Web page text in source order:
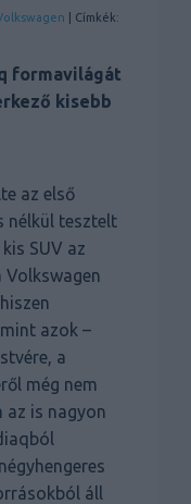
| Címkék:
formavilágát
kisebb
az első
nélkül tesztelt
SUV az
Volkswagen
azok –
a
még nem
az is nagyon
áll